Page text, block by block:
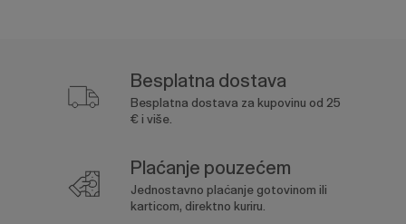
Besplatna dostava
Besplatna dostava za kupovinu od 25
€ i više.
Plaćanje pouzećem
Jednostavno plaćanje gotovinom ili
karticom, direktno kuriru.